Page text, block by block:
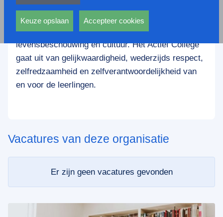
Het Actief College is een openbare school. Wij zijn
een ontmoetingsplaats voor leerlingen met
verschillende achtergronden op het gebied van
levensbeschouwing en cultuur. Het Actief College
gaat uit van gelijkwaardigheid, wederzijds respect,
zelfredzaamheid en zelfverantwoordelijkheid van
en voor de leerlingen.
Vacatures van deze organisatie
Er zijn geen vacatures gevonden
andere wordt voorkomen dat dezelfde advertentie
voortdurend verschijnt.
Keuze opslaan Accepteer cookies